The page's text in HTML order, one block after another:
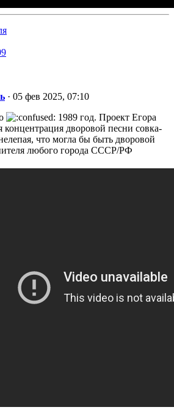
· 05 фев 2025, 07:10
1989 год. Проект Егора
концентрация дворовой песни совка-
что могла бы быть дворовой
любого города СССР/РФ